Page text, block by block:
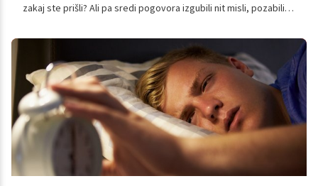
zakaj ste prišli? Ali pa sredi pogovora izgubili nit misli, pozabili
elektronsko sporočilo? Če se vam to dogaja pogosteje kot
običajno, še ne pomeni, da je z vašimi možgani nekaj narobe.